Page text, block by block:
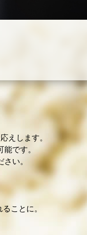
えします。
です。
い。
ことに。